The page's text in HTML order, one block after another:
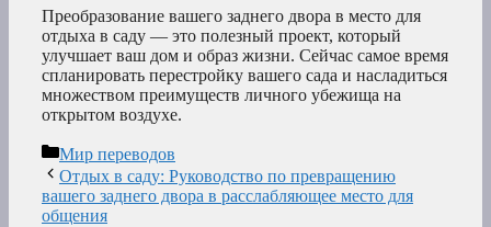
Преобразование вашего заднего двора в место для
отдыха в саду — это полезный проект, который
улучшает ваш дом и образ жизни. Сейчас самое время
спланировать перестройку вашего сада и насладиться
множеством преимуществ личного убежища на
открытом воздухе.
Рубрики
Мир переводов
Отдых в саду: Руководство по превращению
вашего заднего двора в расслабляющее место для
общения